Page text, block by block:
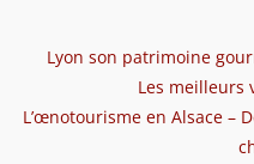
Lyon son patrimoine
Les meilleurs
L’œnotourisme en Alsace –